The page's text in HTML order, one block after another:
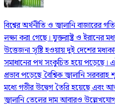
বিশ্বের অর্থনীতি ও জ্বালানি বাজারের
লক্ষ্য করা গেছে। যুক্তরাষ্ট্র ও ইরানের
উত্তেজনা সৃষ্টি হওয়ায় দুই দেশের
সমাধানের পথ সংকুচিত হয়ে পড়েছে।
প্রভাব পড়েছে বৈশ্বিক জ্বালানি
মধ্যে গভীর উদ্বেগ তৈরি হয়েছে এবং
জ্বালানি তেলের দাম আবারও